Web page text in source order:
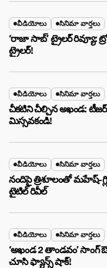
వీడియోలు సినిమా వార్తలు
‘రాజా సాబ్’ ట్రైలర్ రివ్యూ:
ట్రైలర్!
వీడియోలు సినిమా వార్తలు
చీకటిని చీల్చిన అఖండ:
మిస్సవకండి!
వీడియోలు సినిమా వార్తలు
నందిపై త్రిశూలంతో మహేష్-
టైటిల్ రివీల్
వీడియోలు సినిమా వార్తలు
‘అఖండ 2 తాండవం’
చూసి ఫ్యాన్స్ షాక్!